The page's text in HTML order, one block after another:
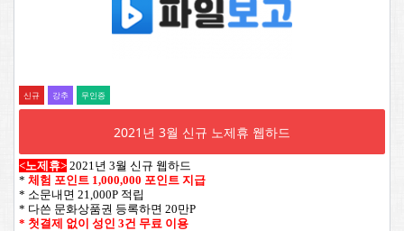
신규 강추 무인증
2021년 3월 신규 노제휴 웹하드
<노제휴> 2021년 3월 신규 웹하드
* 체험 포인트 1,000,000 포인트 지급
* 소문내면 21,000P 적립
* 다쓴 문화상품권 등록하면 20만P
* 첫결제 없이 성인 3건 무료 이용